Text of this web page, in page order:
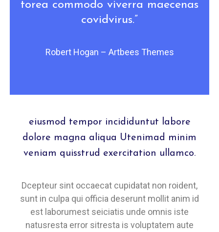
torea commodo viverra maecenas
covidvirus.”
Robert Hogan – Artbees Themes
eiusmod tempor incididuntut labore
dolore magna aliqua Utenimad minim
veniam quisstrud exercitation ullamco.
Dcepteur sint occaecat cupidatat non roident,
sunt in culpa qui officia deserunt mollit anim id
est laborumest seiciatis unde omnis iste
natusresta error sitresta is voluptatem aute